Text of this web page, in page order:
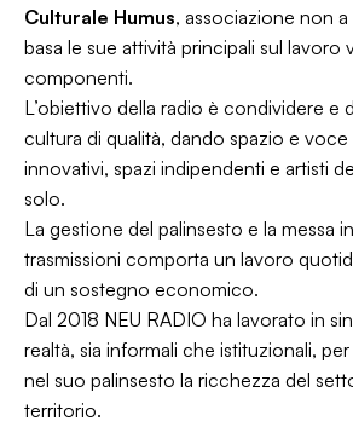
Culturale Humus, associazione non
basa le sue attività principali sul lavoro
componenti.
L’obiettivo della radio è condividere e
cultura di qualità, dando spazio e
innovativi, spazi indipendenti e artisti
solo.
La gestione del palinsesto e la messa
trasmissioni comporta un lavoro
di un sostegno economico.
Dal 2018 NEU RADIO ha lavorato in
realtà, sia informali che istituzionali,
nel suo palinsesto la ricchezza del
territorio.